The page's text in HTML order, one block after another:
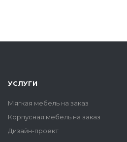
УСЛУГИ
Мягкая мебель на заказ
Корпусная мебель на заказ
Дизайн-проект